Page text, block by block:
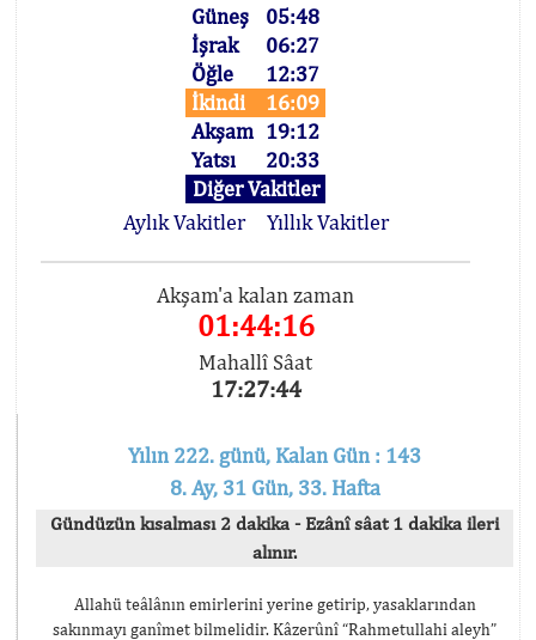
Güneş
05:48
İşrak
06:27
Öğle
12:37
İkindi
16:09
Akşam 19:12
Yatsı
20:33
Diğer Vakitler
Aylık Vakitler
Yıllık Vakitler
Akşam'a kalan zaman
01:44:16
Mahallî Sâat
17:27:44
Yılın 222. günü, Kalan Gün : 143
8. Ay, 31 Gün, 33. Hafta
Gündüzün kısalması 2 dakika - Ezânî sâat 1 dakika ileri
alınır.
Allahü teâlânın emirlerini yerine getirip, yasaklarından
sakınmayı ganîmet bilmelidir. Kâzerûnî “Rahmetullahi aleyh”